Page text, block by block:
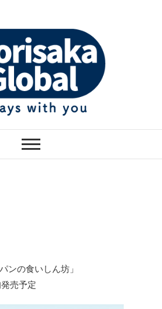
カグローバル
ンの食いしん坊」
売予定